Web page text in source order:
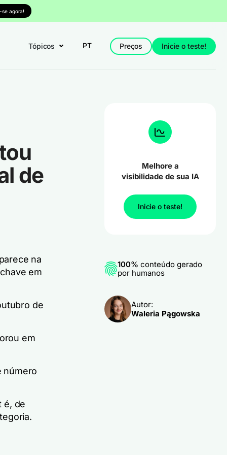
se agora!
Tópicos PT Preços Inicie o teste!
de
na
em
de
em
número
é, de
Melhore a
visibilidade de sua IA
Inicie o teste!
100% conteúdo gerado
por humanos
Autor:
Waleria Pągowska